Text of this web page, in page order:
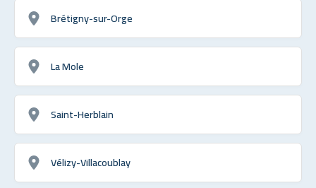
Brétigny-sur-Orge
La Mole
Saint-Herblain
Vélizy-Villacoublay